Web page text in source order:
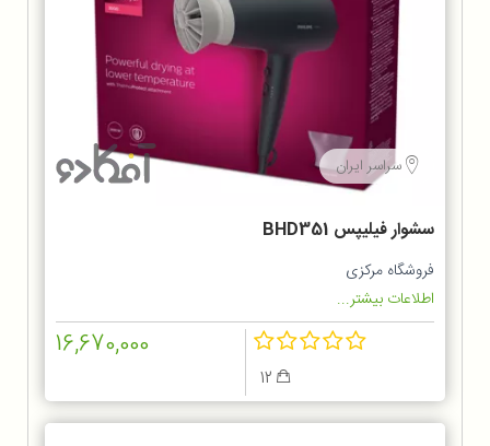
سراسر ایران
سشوار فیلیپس BHD351
فروشگاه مرکزی
اطلاعات بیشتر...
16,670,000